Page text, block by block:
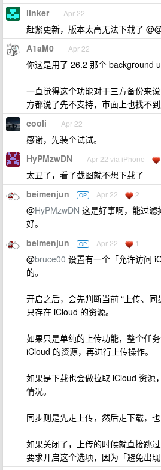
linker Apr 22
赶紧更新，版本太高无法下载了
A1aM0 Apr 22
你这是用了 26.2 那个 background
一直觉得这个功能对于三方备份来
方都说了先不支持，市面上也找不
cooli Apr 22
感谢，先装个试试。
HyPMzwDN Apr 22 via iPhone
太丑了，看了截图就不想下载了
beimenjun OP Apr 22 2
@HyPMzwDN 这是好事啊，能过滤
好。
beimenjun OP Apr 22 1
@bruce00 设置有一个「允许访问
的。
开启之后，会先判断当前 “上传、
只存在 iCloud 的资源。
如果只是单纯的上传功能，整个任
iCloud 的资源，再进行上传操作。
如果是下载也会做拉取 iCloud 资源
情况。
同步则是先走上传，然后走下载，
如果关闭了，上传的时候就直接跳
要求开启这个选项，因为「避免出现